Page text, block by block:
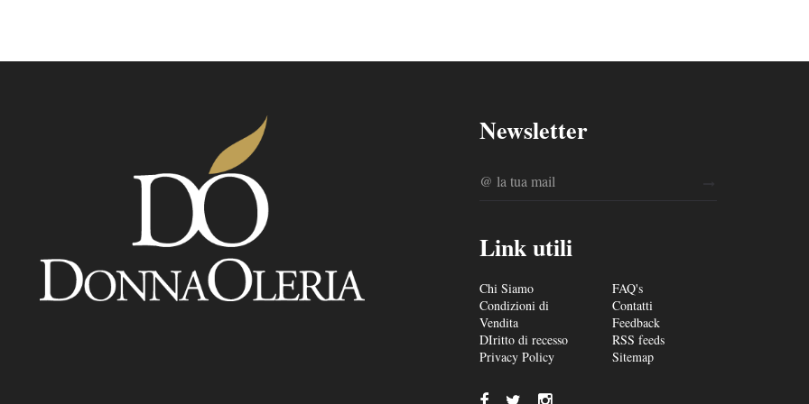
Newsletter
Link utili
Chi Siamo
Condizioni di
Vendita
DIritto di recesso
Privacy Policy
FAQ's
Contatti
Feedback
RSS feeds
Sitemap